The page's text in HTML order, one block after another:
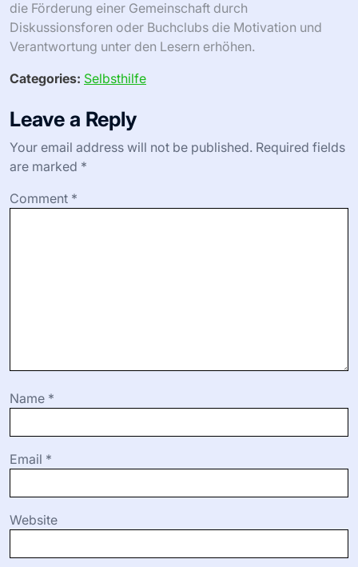
die Förderung einer Gemeinschaft durch
Diskussionsforen oder Buchclubs die Motivation und
Verantwortung unter den Lesern erhöhen.
Categories: Selbsthilfe
Leave a Reply
Your email address will not be published. Required fields
are marked *
Comment *
Name *
Email *
Website